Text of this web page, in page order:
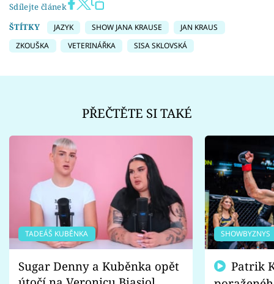
Sdílejte článek
ŠTÍTKY
JAZYK SHOW JANA KRAUSE
JAN KRAUS
ZKOUŠKA
VETERINÁŘKA SISA SKLOVSKÁ
PŘEČTĚTE SI TAKÉ
TADEÁŠ KUBĚNKA
Sugar Denny a Kuběnka opět
SHOWBYZNYS